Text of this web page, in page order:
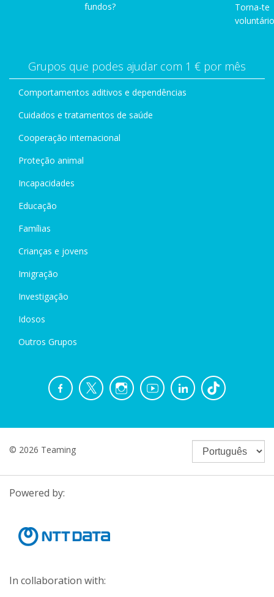
fundos?
Torna-te
Grupos que podes ajudar com 1 € por mês
Comportamentos aditivos e dependências
Cuidados e tratamentos de saúde
Cooperação internacional
Proteção animal
Incapacidades
Educação
Famílias
Crianças e jovens
Imigração
Investigação
Idosos
Outros Grupos
© 2026 Teaming
Powered by:
In collaboration with: